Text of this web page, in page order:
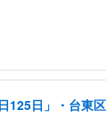
125日」・台東